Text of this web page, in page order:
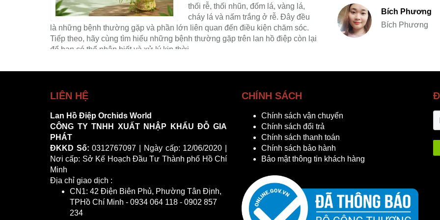
LIÊN HỆ
Lan Hồ Điệp Orchids World
CÔNG TY TNHH XUẤT NHẬP KHẨU ĐỖ GIA
PHÁT
ĐKKD Số: 0312767097 | Ngày cấp: 12/06/2020 |
Nơi cấp: Sở Kế Hoạch Đầu Tư Thành phố Hồ Chí
Minh
Địa chỉ giao dịch :
CN1: 42 Điện Biên Phủ, Phường Tân Định,
TPHồ Chí Minh - 0934 064 118 - 0902 857
234
CHÍNH SÁCH
Chính sách vận chuyển
Chính sách đổi trả
Chính sách thanh toán
Chính sách bảo hành
Bảo mật thông tin khách hàng
thối rễ, thối nhũn, đốm lá, vàng lá,
cháy lá và nấm trắng ở rễ. Đây đều
là những bệnh thường gặp và phần lớn liên quan đến điều kiện chăm sóc.
Tiếp theo, hãy cùng tìm hiểu những bệnh thường gặp trên lan hồ điệp còn lại
để bạn có thể nhận biết và xử lý kịp thời.
nhiều ý nghĩa tốt đẹp. Không chỉ
thường được lựa chọn làm quà
Bích Phương
Bích Phương